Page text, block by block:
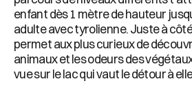
enfant dès 1 mètre de hauteur
adulte avec tyrolienne. Juste à
permet aux plus curieux de
animaux et les odeurs des
vue sur le lac qui vaut le détour à